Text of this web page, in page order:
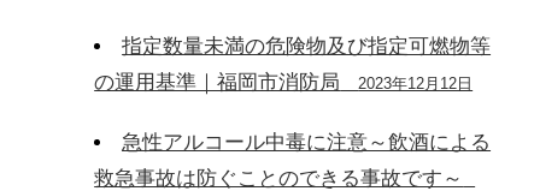
指定数量未満の危険物及び指定可燃物等
の運用基準｜福岡市消防局
2023年12月12日
急性アルコール中毒に注意～飲酒による
救急事故は防ぐことのできる事故です～